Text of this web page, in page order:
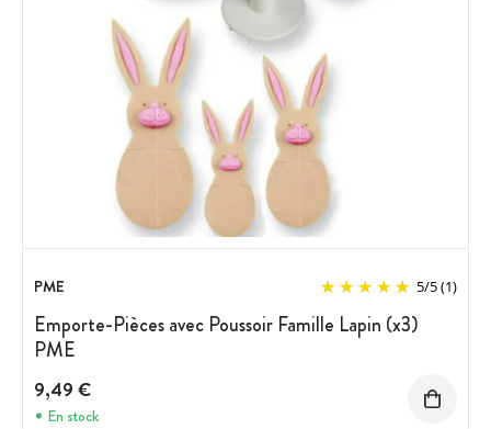
PME 5/5(1)
Emporte-Pièces avec Poussoir Famille Lapin (x3)
PME
9,49 €
En stock